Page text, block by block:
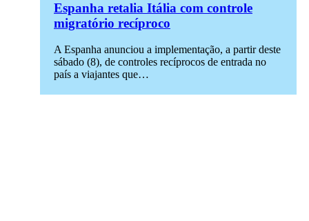
Espanha retalia Itália com controle
migratório recíproco
A Espanha anunciou a implementação, a partir deste
sábado (8), de controles recíprocos de entrada no
país a viajantes que…